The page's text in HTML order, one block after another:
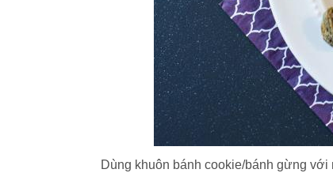
Dùng khuôn bánh cookie/bánh gừng